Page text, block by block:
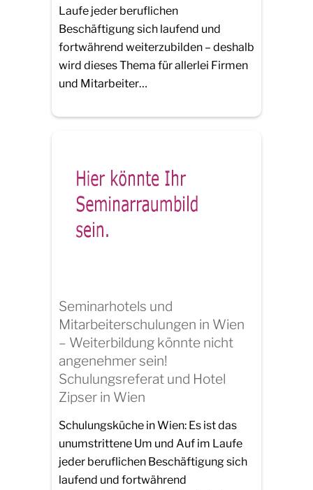
Laufe jeder beruflichen
Beschäftigung sich laufend und
fortwährend weiterzubilden – deshalb
wird dieses Thema für allerlei Firmen
und Mitarbeiter…
Seminarhotels und
Mitarbeiterschulungen in Wien
– Weiterbildung könnte nicht
angenehmer sein!
Schulungsreferat und Hotel
Zipser in Wien
Schulungsküche in Wien: Es ist das
unumstrittene Um und Auf im Laufe
jeder beruflichen Beschäftigung sich
laufend und fortwährend